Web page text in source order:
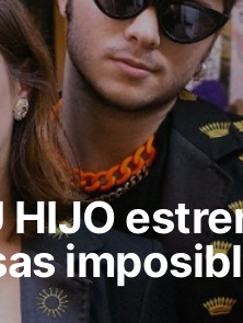
HIJO